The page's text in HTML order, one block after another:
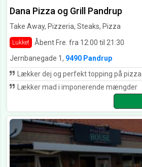
Dana Pizza og Grill Pandrup
Take Away, Pizzeria, Steaks, Pizza
Lukket Åbent Fre. fra 12:00 til 21:30
Jernbanegade 1, 9490 Pandrup
Lækker dej og perfekt topping på
Lækker mad i imponerende mængder